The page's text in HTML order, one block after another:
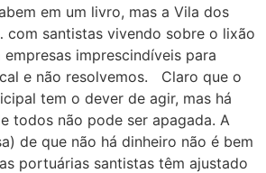
em um livro, mas a Vila dos
com santistas vivendo sobre o lixão
imprescindíveis para
e não resolvemos. Claro que o
tem o dever de agir, mas há
todos não pode ser apagada. A
de que não há dinheiro não é bem
portuárias santistas têm ajustado